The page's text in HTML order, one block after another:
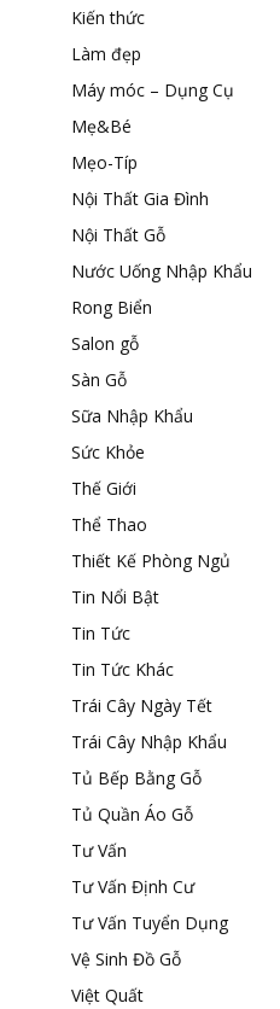
Kiến thức
Làm đẹp
Máy móc – Dụng Cụ
Mẹ&Bé
Mẹo-Típ
Nội Thất Gia Đình
Nội Thất Gỗ
Nước Uống Nhập Khẩu
Rong Biển
Salon gỗ
Sàn Gỗ
Sữa Nhập Khẩu
Sức Khỏe
Thế Giới
Thể Thao
Thiết Kế Phòng Ngủ
Tin Nổi Bật
Tin Tức
Tin Tức Khác
Trái Cây Ngày Tết
Trái Cây Nhập Khẩu
Tủ Bếp Bằng Gỗ
Tủ Quần Áo Gỗ
Tư Vấn
Tư Vấn Định Cư
Tư Vấn Tuyển Dụng
Vệ Sinh Đồ Gỗ
Việt Quất